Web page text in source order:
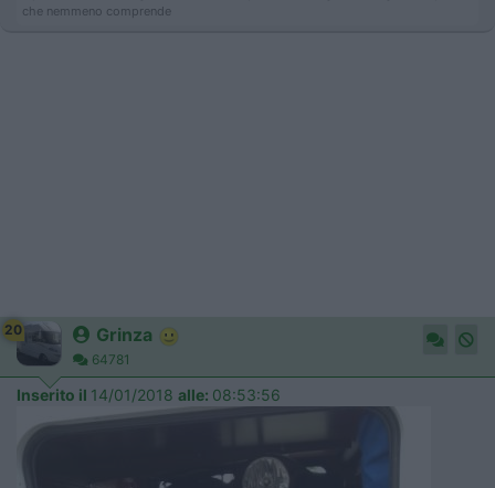
che nemmeno comprende
20 Grinza
64781
Inserito il 14/01/2018 alle: 08:53:56